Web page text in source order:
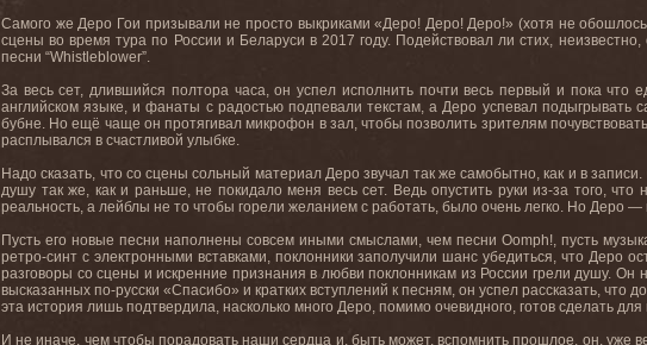
Самого же Деро Гои призывали не просто выкриками «Деро! Деро! Деро!» (хотя не
сцены во время тура по России и Беларуси в 2017 году. Подействовал ли стих,
песни “Whistleblower”.
За весь сет, длившийся полтора часа, он успел исполнить почти весь первый и пока
английском языке, и фанаты с радостью подпевали текстам, а Деро успевал
бубне. Но ещё чаще он протягивал микрофон в зал, чтобы позволить зрителям
расплывался в счастливой улыбке.
Надо сказать, что со сцены сольный материал Деро звучал так же самобытно, как и в
душу так же, как и раньше, не покидало меня весь сет. Ведь опустить руки из-за того,
реальность, а лейблы не то чтобы горели желанием с работать, было очень легко. Но Деро —
Пусть его новые песни наполнены совсем иными смыслами, чем песни Oomph!, пусть
ретро-синт с электронными вставками, поклонники заполучили шанс убедиться, что Деро
разговоры со сцены и искренние признания в любви поклонникам из России грели душу.
высказанных по-русски «Спасибо» и кратких вступлений к песням, он успел рассказать,
эта история лишь подтвердила, насколько много Деро, помимо очевидного, готов сделать
И не иначе, чем чтобы порадовать наши сердца и, быть может, вспомнить прошлое, он, уже